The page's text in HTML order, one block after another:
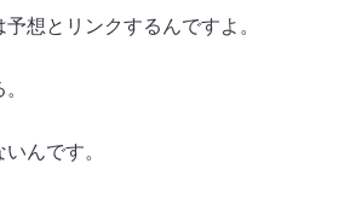
想とリンクするんですよ。
んです。